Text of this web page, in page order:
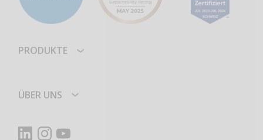
PRODUKTE
ÜBER UNS